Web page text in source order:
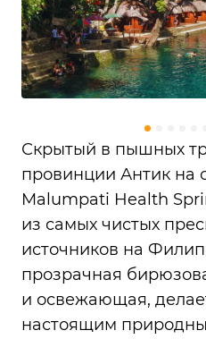
Скрытый в пышных
провинции Антик на
Malumpati Health
из самых чистых
источников на
прозрачная
и освежающая,
настоящим